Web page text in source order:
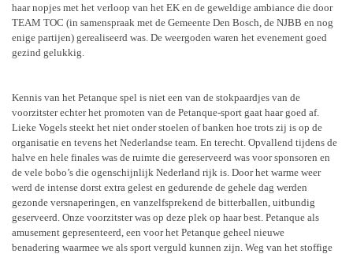
haar nopjes met het verloop van het EK en de geweldige ambiance die door
TEAM TOC (in samenspraak met de Gemeente Den Bosch, de NJBB en nog
enige partijen) gerealiseerd was. De weergoden waren het evenement goed
gezind gelukkig.
Kennis van het Petanque spel is niet een van de stokpaardjes van de
voorzitster echter het promoten van de Petanque-sport gaat haar goed af.
Lieke Vogels steekt het niet onder stoelen of banken hoe trots zij is op de
organisatie en tevens het Nederlandse team. En terecht. Opvallend tijdens de
halve en hele finales was de ruimte die gereserveerd was voor sponsoren en
de vele bobo’s die ogenschijnlijk Nederland rijk is. Door het warme weer
werd de intense dorst extra gelest en gedurende de gehele dag werden
gezonde versnaperingen, en vanzelfsprekend de bitterballen, uitbundig
geserveerd. Onze voorzitster was op deze plek op haar best. Petanque als
amusement gepresenteerd, een voor het Petanque geheel nieuwe
benadering waarmee we als sport verguld kunnen zijn. Weg van het stoffige